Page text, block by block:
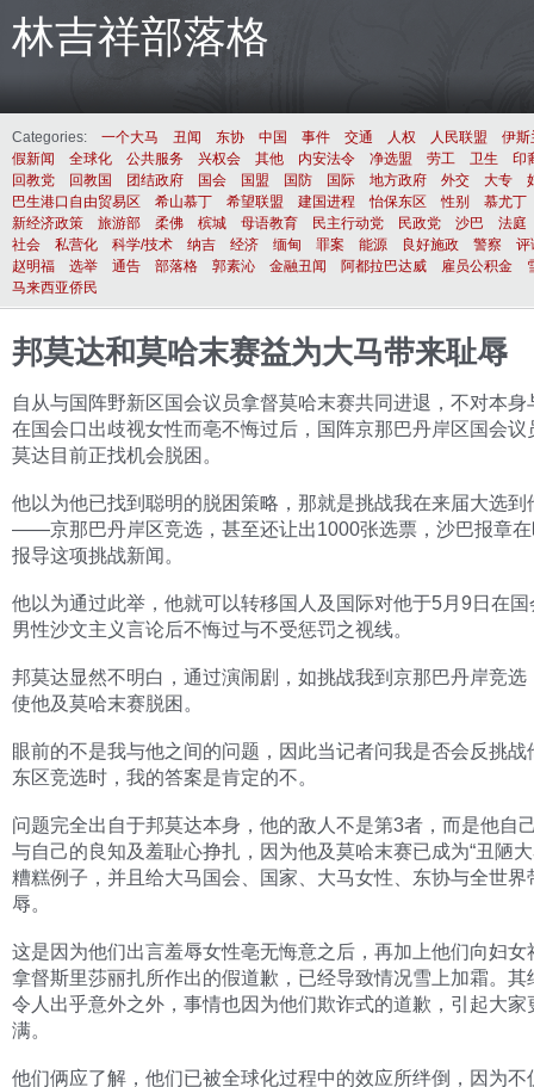
林吉祥部落格
Categories: 一个大马 丑闻 东协 中国 事件 交通 人权 人民联盟
伊斯
假新闻
全球化 公共服务 兴权会 其他 内安法令 净选盟 劳工 卫生
印
回教党
回教国 团结政府 国会 国盟 国防 国际 地方政府 外交 大专
巴生港口自由贸易区
希山慕丁 希望联盟 建国进程 怡保东区 性别
慕尤丁
新经济政策
旅游部 柔佛 槟城 母语教育 民主行动党 民政党 沙巴
法庭
社会
私营化 科学/技术 纳吉 经济 缅甸 罪案 能源 良好施政 警察
评
赵明福
选举 通告 部落格 郭素沁 金融丑闻 阿都拉巴达威 雇员公积金
马来西亚侨民
邦莫达和莫哈末赛益为大马带来耻辱
自从与国阵野新区国会议员拿督莫哈末赛共同进退，不对本身
在国会口出歧视女性而亳不悔过后，国阵京那巴丹岸区国会议
莫达目前正找机会脱困。
他以为他已找到聪明的脱困策略，那就是挑战我在来届大选到
——京那巴丹岸区竞选，甚至还让出1000张选票，沙巴报章
报导这项挑战新闻。
他以为通过此举，他就可以转移国人及国际对他于5月9日在
男性沙文主义言论后不悔过与不受惩罚之视线。
邦莫达显然不明白，通过演闹剧，如挑战我到京那巴丹岸竞选
使他及莫哈末赛脱困。
眼前的不是我与他之间的问题，因此当记者问我是否会反挑战
东区竞选时，我的答案是肯定的不。
问题完全出自于邦莫达本身，他的敌人不是第3者，而是他自
与自己的良知及羞耻心挣扎，因为他及莫哈末赛已成为“丑陋
糟糕例子，并且给大马国会、国家、大马女性、东协与全世界
辱。
这是因为他们出言羞辱女性亳无悔意之后，再加上他们向妇女
拿督斯里莎丽扎所作出的假道歉，已经导致情况雪上加霜。其
令人出乎意外之外，事情也因为他们欺诈式的道歉，引起大家
满。
他们俩应了解，他们已被全球化过程中的效应所绊倒，因为不